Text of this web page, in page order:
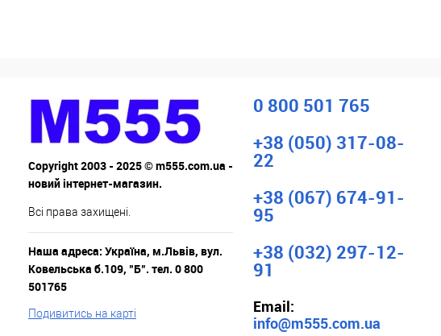
Copyright 2003 - 2025 © m555.com.ua -
новий інтернет-магазин.
Всі права захищені.
Наша адреса: Україна, м.Львів, вул.
Ковельська б.109, "Б". тел. 0 800
501765
Подивитись на карті
0 800 501 765
+38 (050) 317-08-
22
+38 (067) 674-91-
95
+38 (032) 297-12-
91
Email:
info@m555.com.ua